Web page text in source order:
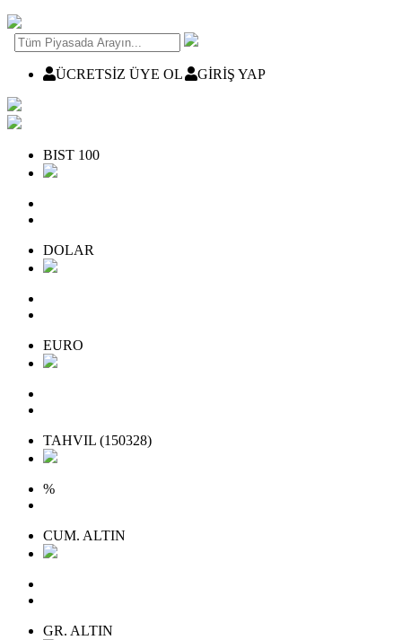
ÜCRETSİZ ÜYE OL GİRİŞ YAP
BIST 100
DOLAR
EURO
TAHVIL (150328)
%
CUM. ALTIN
GR. ALTIN